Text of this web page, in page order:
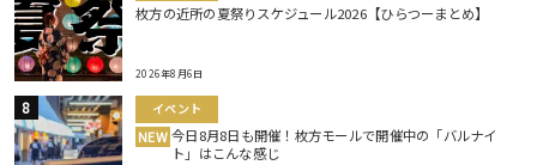
枚方の近所の夏祭りスケジュール2026【ひらつーまとめ】
2026年8月6日
イベント
NEW 今日8月8日も開催！枚方モールで開催中の「バルナイ
ト」はこんな感じ